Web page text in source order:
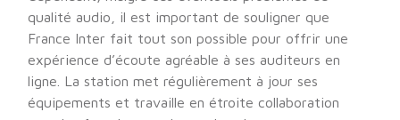
qualité audio, il est important de souligner que
France Inter fait tout son possible pour offrir une
expérience d’écoute agréable à ses auditeurs en
ligne. La station met régulièrement à jour ses
équipements et travaille en étroite collaboration